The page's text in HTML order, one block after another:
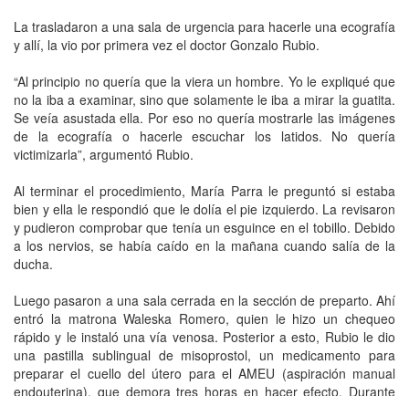
La trasladaron a una sala de urgencia para hacerle una ecografía
y allí, la vio por primera vez el doctor Gonzalo Rubio.
“Al principio no quería que la viera un hombre. Yo le expliqué que
no la iba a examinar, sino que solamente le iba a mirar la guatita.
Se veía asustada ella. Por eso no quería mostrarle las imágenes
de la ecografía o hacerle escuchar los latidos. No quería
victimizarla”, argumentó Rubio.
Al terminar el procedimiento, María Parra le preguntó si estaba
bien y ella le respondió que le dolía el pie izquierdo. La revisaron
y pudieron comprobar que tenía un esguince en el tobillo. Debido
a los nervios, se había caído en la mañana cuando salía de la
ducha.
Luego pasaron a una sala cerrada en la sección de preparto. Ahí
entró la matrona Waleska Romero, quien le hizo un chequeo
rápido y le instaló una vía venosa. Posterior a esto, Rubio le dio
una pastilla sublingual de misoprostol, un medicamento para
preparar el cuello del útero para el AMEU (aspiración manual
endouterina), que demora tres horas en hacer efecto. Durante